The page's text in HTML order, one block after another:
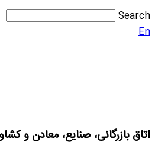
Search
En
اتاق بازرگانی، صنایع، معادن و